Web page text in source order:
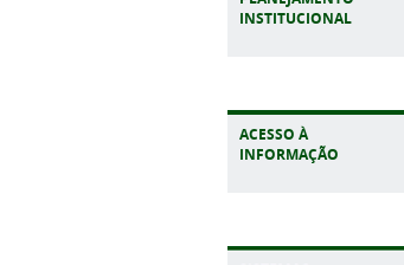
INSTITUCIONAL
ACESSO À
INFORMAÇÃO